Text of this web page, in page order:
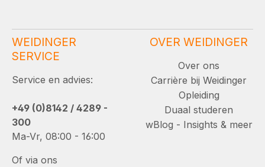
WEIDINGER
SERVICE
Service en advies:
+49 (0)8142 / 4289 -
300
Ma-Vr, 08:00 - 16:00
Of via ons
OVER WEIDINGER
Over ons
Carrière bij Weidinger
Opleiding
Duaal studeren
wBlog - Insights & meer